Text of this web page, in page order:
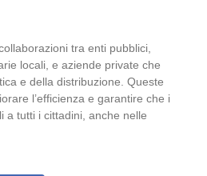
tra enti pubblici,
locali, e aziende private che
e della distribuzione. Queste
l’efficienza e garantire che i
a tutti i cittadini, anche nelle